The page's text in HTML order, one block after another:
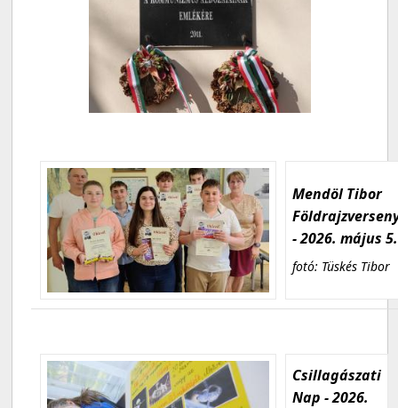
Mendöl Tibor
- 2026. május 5.
fotó: Tüskés Tibor
Csillagászati
Nap - 2026.